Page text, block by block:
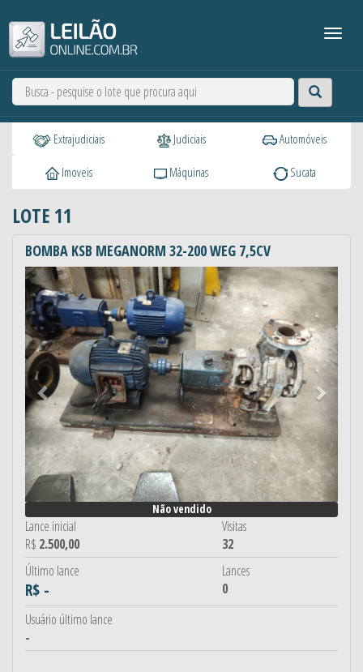
Extrajudiciais Judiciais Automóveis
Imoveis Máquinas Sucata
LOTE 11
BOMBA KSB MEGANORM 32-200 WEG 7,5CV
Anterior
Não vendido
Lance inicial
R$ 2.500,00
Visitas
32
Último lance
R$ -
Lances
0
Usuário último lance
-